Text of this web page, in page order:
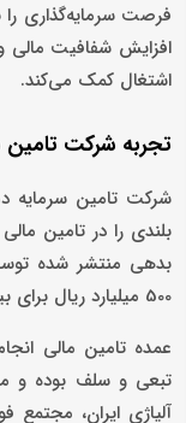
فرصت سرمایه‌گذاری را
افزایش شفافیت مالی
اشتغال کمک می‌کند.
تجربه شرکت تامین
شرکت تامین سرمایه
بلندی را در تامین
500 میلیارد ریال برای بیش از 40شرکت بوده است.
عمده تامین مالی
تبعی و سلف بوده و
آلیاژی ایران، مجتمع